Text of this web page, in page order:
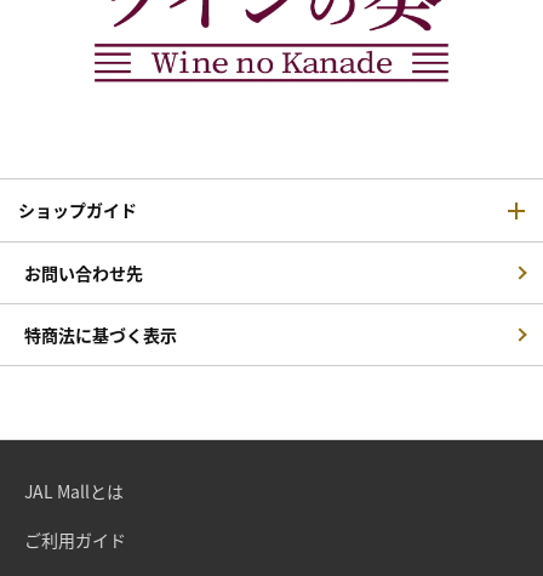
ショップガイド
お問い合わせ先
特商法に基づく表示
JAL Mallとは
ご利用ガイド